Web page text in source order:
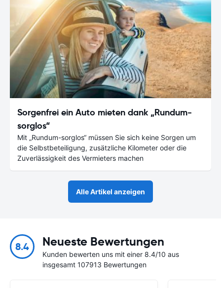
Sorgenfrei ein Auto mieten dank „Rundum-
sorglos“
Mit „Rundum-sorglos“ müssen Sie sich keine Sorgen um
die Selbstbeteiligung, zusätzliche Kilometer oder die
Zuverlässigkeit des Vermieters machen
Alle Artikel anzeigen
8.4 Neueste Bewertungen
Kunden bewerten uns mit einer 8.4/10 aus
insgesamt 107913 Bewertungen